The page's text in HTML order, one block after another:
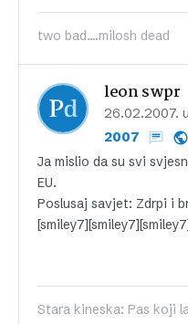
two bad....milosh dead
leon swpr
26.02.2007.
2007
Ja mislio da su svi
EU.
Poslusaj savjet: Zdrpi i
Stara kineska: Pas koji